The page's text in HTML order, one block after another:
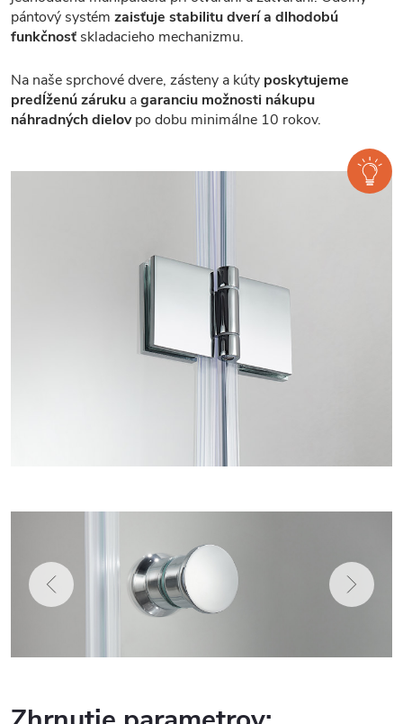
pántový systém zaisťuje stabilitu dverí a dlhodobú
funkčnosť skladacieho mechanizmu.
Na naše sprchové dvere, zásteny a kúty poskytujeme
predĺženú záruku agaranciu možnosti nákupu
náhradných dielovpo dobu minimálne 10 rokov.